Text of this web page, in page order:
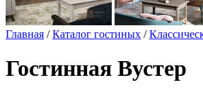
Главная /Каталог гостиных /
Гостинная Вустер